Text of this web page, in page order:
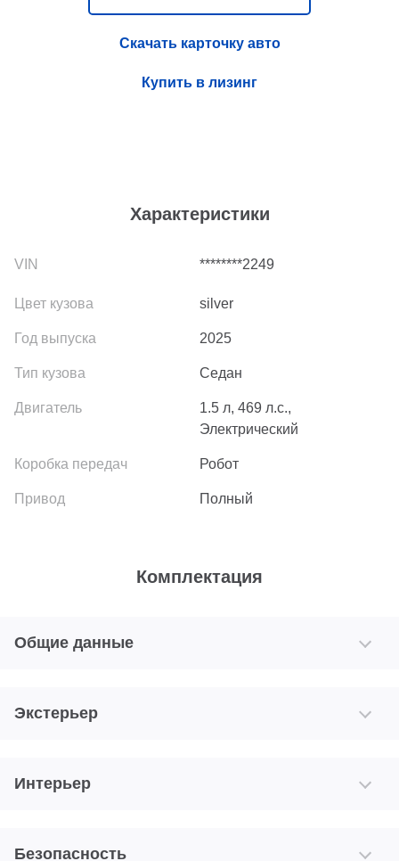
Характеристики
********2249
silver
2025
Седан
1.5 л, 469 л.с.,
Электрический
Робот
Полный
Скачать карточку авто
Купить в лизинг
Комплектация
Общие данные
Экстерьер
Интерьер
Безопасность